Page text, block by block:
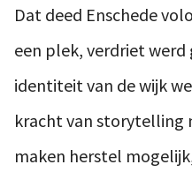
Dat deed Enschede
een plek, verdriet werd
identiteit van de wijk
kracht van storytelling
maken herstel